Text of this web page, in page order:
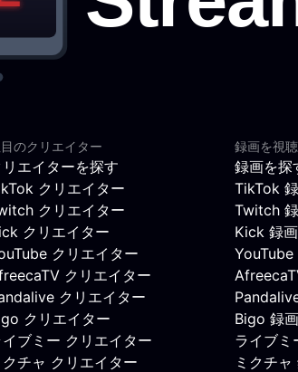
のクリエイター
リエイターを探す
クリエイター
クリエイター
クリエイター
クリエイター
クリエイター
クリエイター
クリエイター
イブミー クリエイター
クチャ クリエイター
録画を視聴
録画を探
TikTok
Twitch
Kick 録画
YouTube
Bigo 録画
ライブミ
ミクチャ